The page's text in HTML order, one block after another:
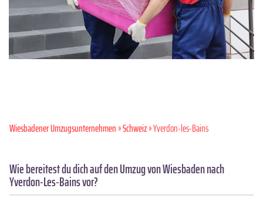
Wiesbadener Umzugsunternehmen»Schweiz» Yverdon-les-Bains
Wie bereitest du dich auf den Umzug von Wiesbaden nach
Yverdon-Les-Bains vor?